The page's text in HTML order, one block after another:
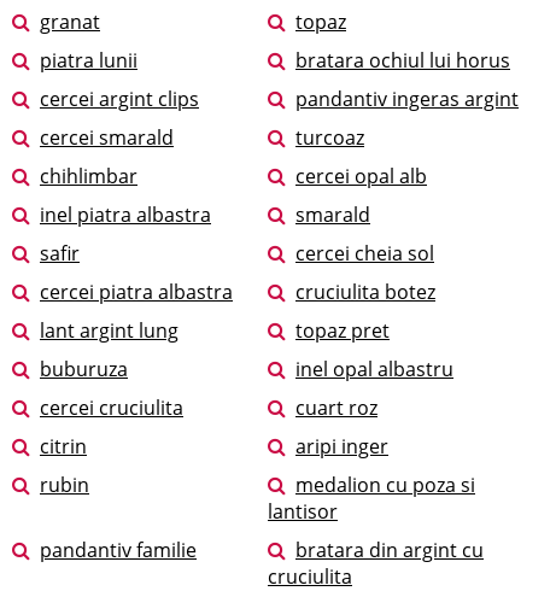
granat
topaz
piatra lunii
bratara ochiul lui horus
cercei argint clips
pandantiv ingeras argint
cercei smarald
turcoaz
chihlimbar
cercei opal alb
inel piatra albastra
smarald
safir
cercei cheia sol
cercei piatra albastra
cruciulita botez
lant argint lung
topaz pret
buburuza
inel opal albastru
cercei cruciulita
cuart roz
citrin
aripi inger
rubin
medalion cu poza si
lantisor
pandantiv familie
bratara din argint cu
cruciulita